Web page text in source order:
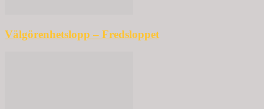
Välgörenhetslopp – Fredsloppet